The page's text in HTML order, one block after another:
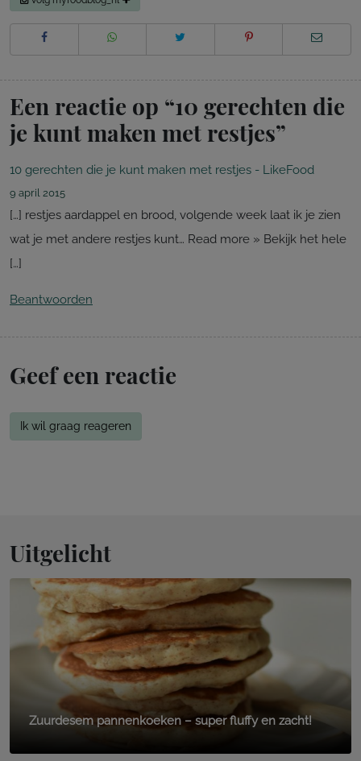
Een reactie op “10 gerechten die
je kunt maken met restjes”
10 gerechten die je kunt maken met restjes - LikeFood
9 april 2015
[…] restjes aardappel en brood, volgende week laat ik je zien
wat je met andere restjes kunt… Read more » Bekijk het hele
[…]
Beantwoorden
Geef een reactie
Ik wil graag reageren
Uitgelicht
Zuurdesem pannenkoeken – super fluffy en zacht!